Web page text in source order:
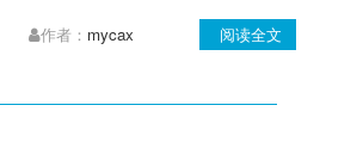
作者： mycax 阅读全文